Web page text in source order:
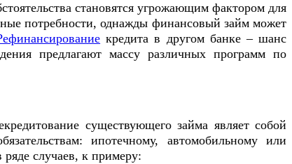
становятся угрожающим фактором для
потребности, однажды финансовый займ может
кредита в другом банке – шанс
предлагают массу различных программ по
существующего займа являет собой
ипотечному, автомобильному или
случаев, к примеру: